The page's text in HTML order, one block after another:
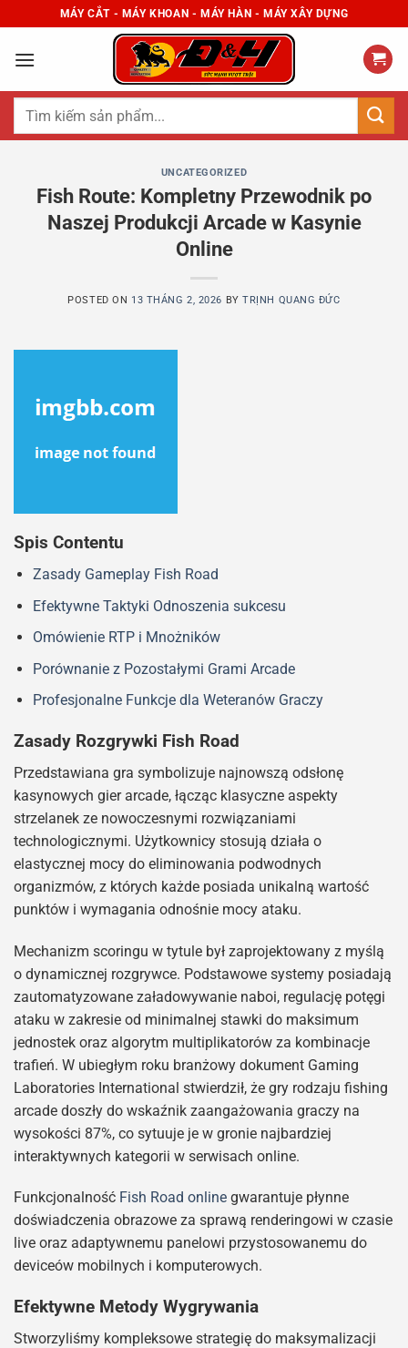
to
content
MÁY CẮT - MÁY KHOAN - MÁY HÀN - MÁY XÂY DỰNG
Tìm
UNCATEGORIZED
Fish Route: Kompletny Przewodnik po
Naszej Produkcji Arcade w Kasynie
Online
POSTED ON 13 THÁNG 2, 2026 BYTRỊNH QUANG ĐỨC
Spis Contentu
Zasady Gameplay Fish Road
Efektywne Taktyki Odnoszenia sukcesu
Omówienie RTP i Mnożników
Porównanie z Pozostałymi Grami Arcade
Profesjonalne Funkcje dla Weteranów Graczy
Zasady Rozgrywki Fish Road
Przedstawiana gra symbolizuje najnowszą odsłonę
kasynowych gier arcade, łącząc klasyczne aspekty
strzelanek ze nowoczesnymi rozwiązaniami
technologicznymi. Użytkownicy stosują działa o
elastycznej mocy do eliminowania podwodnych
organizmów, z których każde posiada unikalną wartość
punktów i wymagania odnośnie mocy ataku.
Mechanizm scoringu w tytule był zaprojektowany z myślą
o dynamicznej rozgrywce. Podstawowe systemy posiadają
zautomatyzowane załadowywanie naboi, regulację potęgi
ataku w zakresie od minimalnej stawki do maksimum
jednostek oraz algorytm multiplikatorów za kombinacje
trafień. W ubiegłym roku branżowy dokument Gaming
Laboratories International stwierdził, że gry rodzaju fishing
arcade doszły do wskaźnik zaangażowania graczy na
wysokości 87%, co sytuuje je w gronie najbardziej
interaktywnych kategorii w serwisach online.
Funkcjonalność Fish Road online gwarantuje płynne
doświadczenia obrazowe za sprawą renderingowi w czasie
live oraz adaptywnemu panelowi przystosowanemu do
deviceów mobilnych i komputerowych.
Efektywne Metody Wygrywania
Stworzyliśmy kompleksowe strategię do maksymalizacji